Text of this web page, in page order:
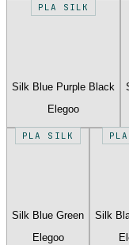
PLA SILK
Silk Blue Purple Black
Elegoo
PLA SILK
Silk Blue Green
Elegoo
Silk